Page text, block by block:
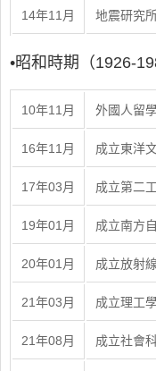
14年11月 地震研究
•昭和時期（1926-
10年11月 外國人留
16年11月 成立東洋
17年03月 成立第二
19年01月 成立南方
20年01月 成立放射
21年03月 成立理工
21年08月 成立社會